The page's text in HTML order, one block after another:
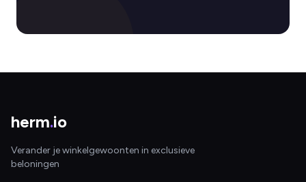
herm.io
Verander je winkelgewoonten in exclusieve
beloningen